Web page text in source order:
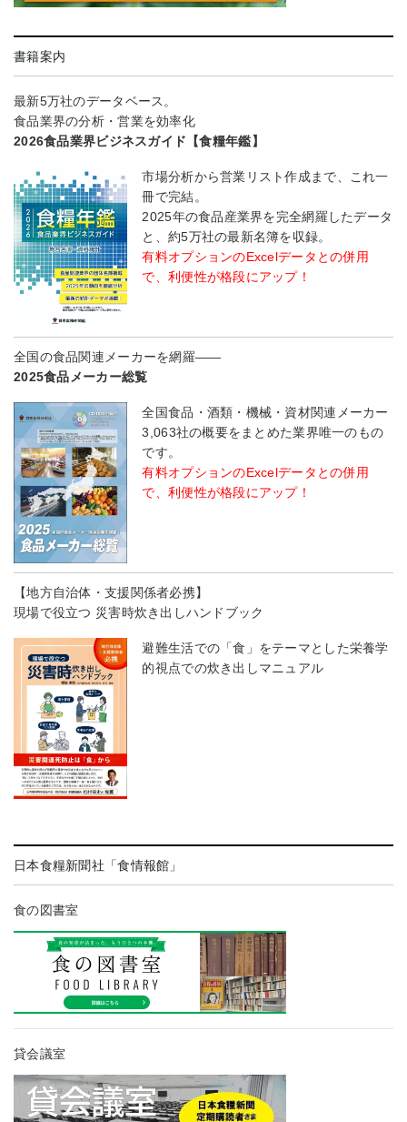
書籍案内
最新5万社のデータベース。
食品業界の分析・営業を効率化
2026食品業界ビジネスガイド【食糧年鑑】
市場分析から営業リスト作成まで、これ一
冊で完結。
2025年の食品産業界を完全網羅したデータ
と、約5万社の最新名簿を収録。
有料オプションのExcelデータとの併用
で、利便性が格段にアップ！
全国の食品関連メーカーを網羅――
2025食品メーカー総覧
全国食品・酒類・機械・資材関連メーカー
3,063社の概要をまとめた業界唯一のもの
です。
有料オプションのExcelデータとの併用
で、利便性が格段にアップ！
【地方自治体・支援関係者必携】
現場で役立つ 災害時炊き出しハンドブック
避難生活での「食」をテーマとした栄養学
的視点での炊き出しマニュアル
日本食糧新聞社「食情報館」
食の図書室
貸会議室